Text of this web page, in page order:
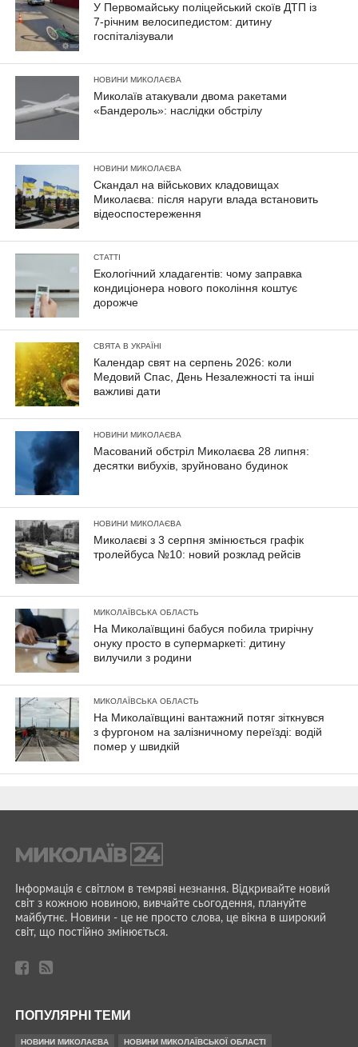
У Первомайську поліцейський скоїв ДТП із
7-річним велосипедистом: дитину
госпіталізували
НОВИНИ МИКОЛАЄВА
Миколаїв атакували двома ракетами
«Бандероль»: наслідки обстрілу
НОВИНИ МИКОЛАЄВА
Скандал на військових кладовищах
Миколаєва: після наруги влада встановить
відеоспостереження
СТАТТІ
Екологічний хладагентів: чому заправка
кондиціонера нового покоління коштує
дорожче
СВЯТА В УКРАЇНІ
Календар свят на серпень 2026: коли
Медовий Спас, День Незалежності та інші
важливі дати
НОВИНИ МИКОЛАЄВА
Масований обстріл Миколаєва 28 липня:
десятки вибухів, зруйновано будинок
НОВИНИ МИКОЛАЄВА
Миколаєві з 3 серпня змінюється графік
тролейбуса №10: новий розклад рейсів
МИКОЛАЇВСЬКА ОБЛАСТЬ
На Миколаївщині бабуся побила трирічну
онуку просто в супермаркеті: дитину
вилучили з родини
МИКОЛАЇВСЬКА ОБЛАСТЬ
На Миколаївщині вантажний потяг зіткнувся
з фургоном на залізничному переїзді: водій
помер у швидкій
Інформація є світлом в темряві незнання. Відкривайте новий
світ з кожною новиною, вивчайте сьогодення, плануйте
майбутнє. Новини - це не просто слова, це вікна в широкий
світ, що постійно змінюється.
ПОПУЛЯРНІ ТЕМИ
НОВИНИ МИКОЛАЄВА НОВИНИ МИКОЛАЇВСЬКОЇ ОБЛАСТІ